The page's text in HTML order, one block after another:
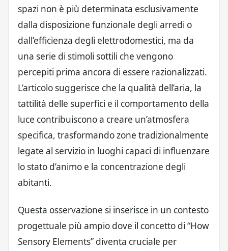
spazi non è più determinata esclusivamente
dalla disposizione funzionale degli arredi o
dall’efficienza degli elettrodomestici, ma da
una serie di stimoli sottili che vengono
percepiti prima ancora di essere razionalizzati.
L’articolo suggerisce che la qualità dell’aria, la
tattilità delle superfici e il comportamento della
luce contribuiscono a creare un’atmosfera
specifica, trasformando zone tradizionalmente
legate al servizio in luoghi capaci di influenzare
lo stato d’animo e la concentrazione degli
abitanti.
Questa osservazione si inserisce in un contesto
progettuale più ampio dove il concetto di “How
Sensory Elements” diventa cruciale per